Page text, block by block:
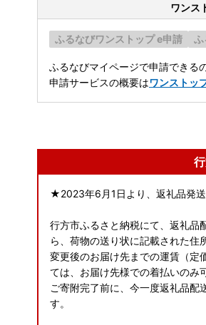
ワンス
ふるなびワンストップ e申請 ふ
ふるなびマイページで申請できる
申請サービスの概要はワンストッ
★2023年6月1日より、返礼品発
行方市ふるさと納税にて、返礼品
ら、荷物の送り状に記載された住
変更後のお届け先までの運賃（定
ては、お届け先様での着払いのみ
ご寄附完了前に、今一度返礼品配
す。